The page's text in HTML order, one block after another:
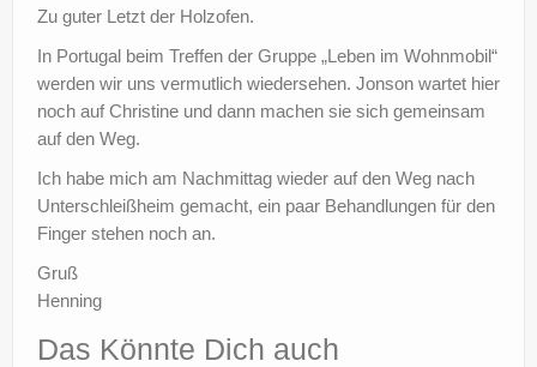
Zu guter Letzt der Holzofen.
In Portugal beim Treffen der Gruppe „Leben im Wohnmobil“
werden wir uns vermutlich wiedersehen. Jonson wartet hier
noch auf Christine und dann machen sie sich gemeinsam
auf den Weg.
Ich habe mich am Nachmittag wieder auf den Weg nach
Unterschleißheim gemacht, ein paar Behandlungen für den
Finger stehen noch an.
Gruß
Henning
Das Könnte Dich auch